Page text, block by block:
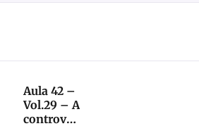
Aula 42 –
Vol.29 – A
controvérsia